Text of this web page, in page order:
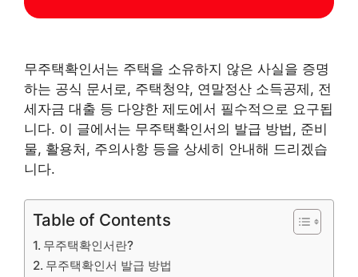
무주택확인서는 주택을 소유하지 않은 사실을 증명
하는 공식 문서로, 주택청약, 연말정산 소득공제, 전
세자금 대출 등 다양한 제도에서 필수적으로 요구됩
니다. 이 글에서는 무주택확인서의 발급 방법, 준비
물, 활용처, 주의사항 등을 상세히 안내해 드리겠습
니다.
Table of Contents
무주택확인서란?
무주택확인서 발급 방법